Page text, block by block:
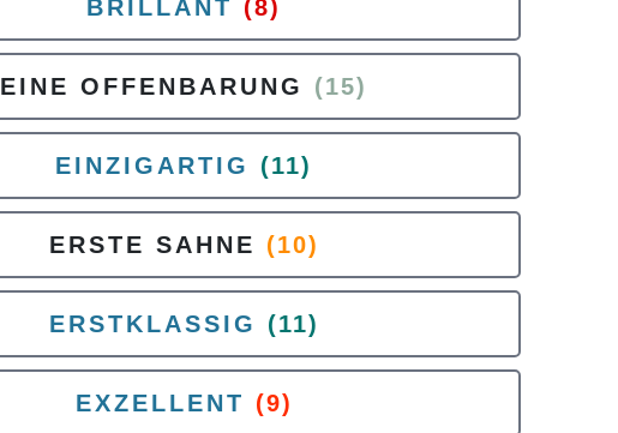
BRILLANT (8)
EINE OFFENBARUNG (15)
EINZIGARTIG (11)
ERSTE SAHNE (10)
ERSTKLASSIG (11)
EXZELLENT (9)